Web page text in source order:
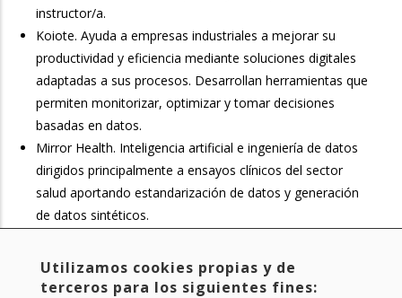
instructor/a.
Koiote. Ayuda a empresas industriales a mejorar su
productividad y eficiencia mediante soluciones digitales
adaptadas a sus procesos. Desarrollan herramientas que
permiten monitorizar, optimizar y tomar decisiones
basadas en datos.
Mirror Health. Inteligencia artificial e ingeniería de datos
dirigidos principalmente a ensayos clínicos del sector
salud aportando estandarización de datos y generación
de datos sintéticos.
agricultura, que ayuda a producir mejor, gastar menos y
decidir con más precisión.
Utilizamos cookies propias y de
terceros para los siguientes fines: